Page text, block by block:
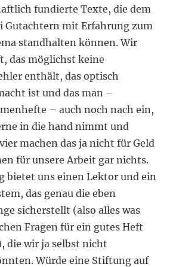
fundierte Texte, die dem
Gutachtern mit Erfahrung zum
standhalten können. Wir
das möglichst keine
enthält, das optisch
ist und das man –
– auch noch nach ein,
in die hand nimmt und
machen das ja nicht für Geld
für unsere Arbeit gar nichts.
bietet uns einen Lektor und ein
das genau die eben
sicherstellt (also alles was
Fragen für ein gutes Heft
die wir ja selbst nicht
Würde eine Stiftung auf